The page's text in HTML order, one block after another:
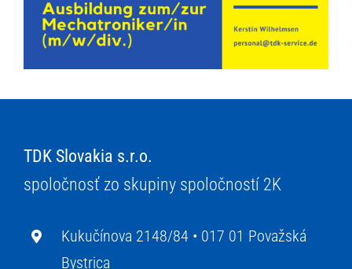
TDK Slovakia s.r.o.
spoločnosť zo skupiny spoločností 2K
Kukučínova 2148/84 • 017 01 Považská
Bystrica